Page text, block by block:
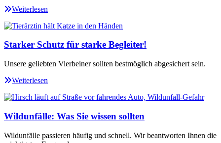
Weiterlesen
Starker Schutz für starke Begleiter!
Unsere geliebten Vierbeiner sollten bestmöglich abgesichert sein.
Weiterlesen
Wildunfälle: Was Sie wissen sollten
Wildunfälle passieren häufig und schnell. Wir beantworten Ihnen die